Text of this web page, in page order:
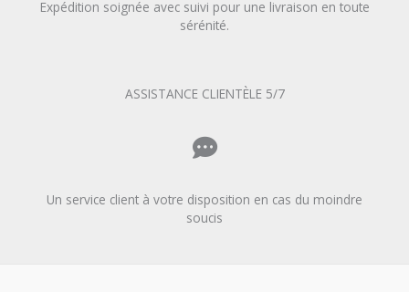
Expédition soignée avec suivi pour une livraison en toute
sérénité.
ASSISTANCE CLIENTÈLE 5/7
Un service client à votre disposition en cas du moindre
soucis